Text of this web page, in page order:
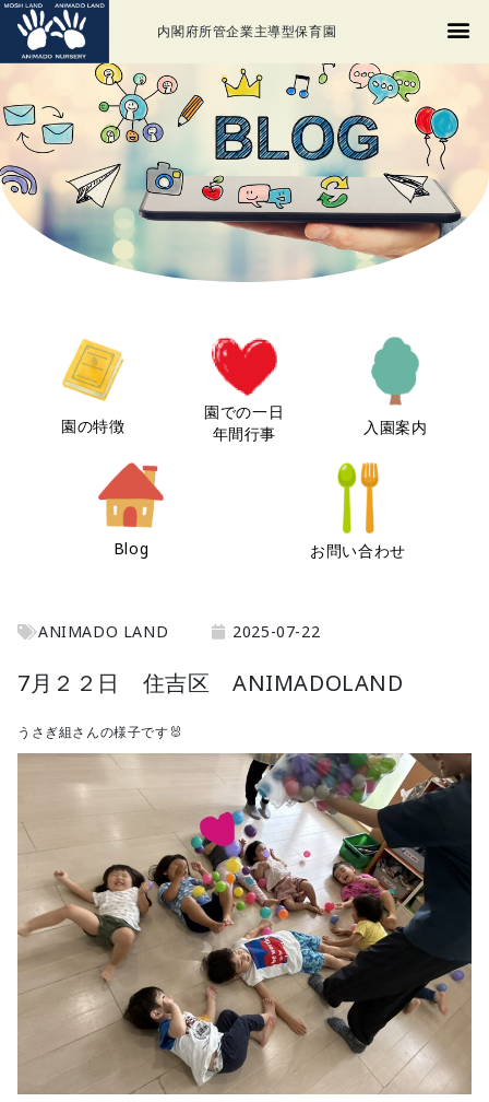
内閣府所管企業主導型保育園
園の特徴
園での一日
年間行事
入園案内
Blog お問い合わせ
ANIMADO LAND 2025-07-22
7月２２日 住吉区 ANIMADOLAND
うさぎ組さんの様子です🐰